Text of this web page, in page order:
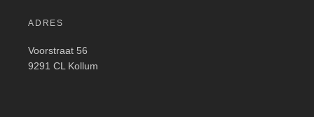
ADRES
Voorstraat 56
9291 CL Kollum